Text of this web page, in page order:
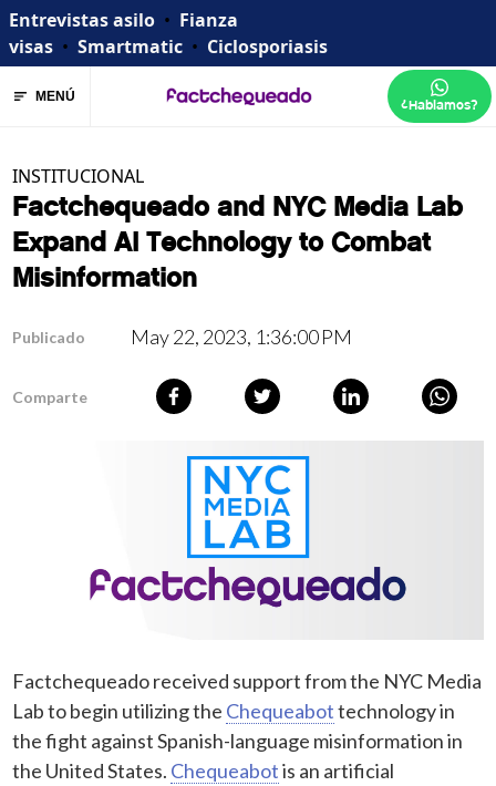
Entrevistas asilo • Fianza
visas • Smartmatic • Ciclosporiasis
MENÚ ¿Hablamos?
INSTITUCIONAL
Factchequeado and NYC Media Lab
Expand AI Technology to Combat
Misinformation
Publicado May 22, 2023, 1:36:00 PM
Comparte
Factchequeado received support from the NYC Media
Lab to begin utilizing the Chequeabottechnology in
the fight against Spanish-language misinformation in
the United States. Chequeabotis an artificial